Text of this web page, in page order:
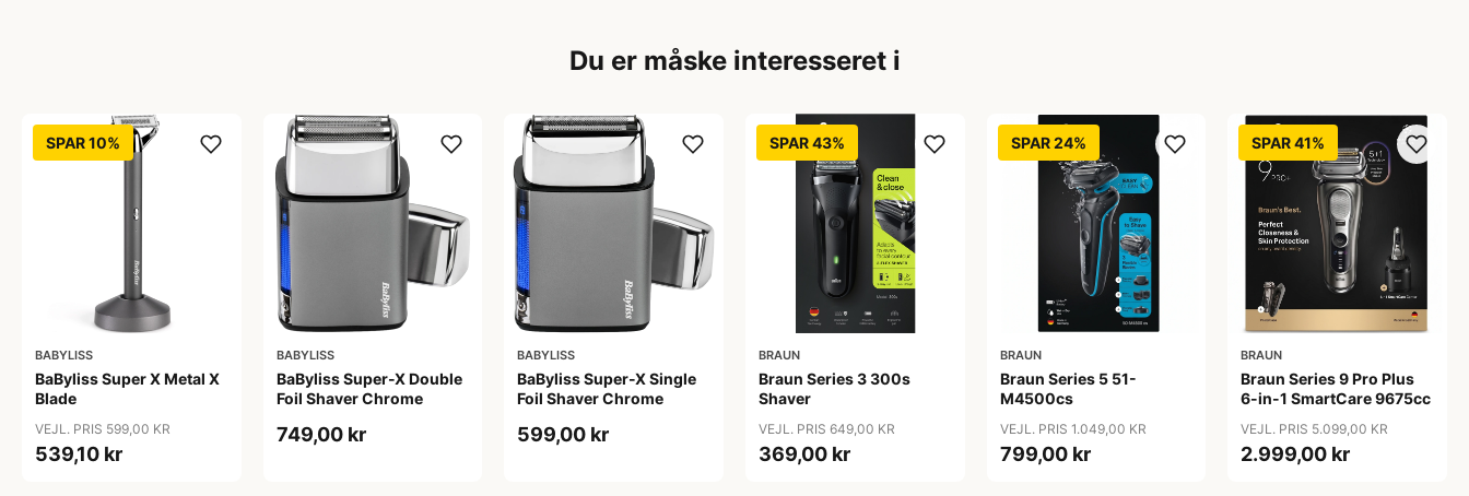
Du er måske interesseret i
SPAR 10%
BABYLISS
BaByliss Super X Metal X
Blade
VEJL. PRIS 599,00 KR
539,10 kr
BABYLISS
BaByliss Super-X Double
Foil Shaver Chrome
749,00 kr
BABYLISS
BaByliss Super-X Single
Foil Shaver Chrome
599,00 kr
SPAR 43%
BRAUN
Braun Series 3 300s
Shaver
VEJL. PRIS 649,00 KR
369,00 kr
SPAR 24%
BRAUN
Braun Series 5 51-
M4500cs
VEJL. PRIS 1.049,00 KR
799,00 kr
SPAR 41%
BRAUN
Braun Series 9 Pro Plus
6-in-1 SmartCare 9675cc
VEJL. PRIS 5.099,00 KR
2.999,00 kr